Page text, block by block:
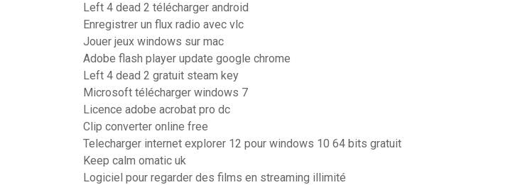
Left 4 dead 2 télécharger android
Enregistrer un flux radio avec vlc
Jouer jeux windows sur mac
Adobe flash player update google chrome
Left 4 dead 2 gratuit steam key
Microsoft télécharger windows 7
Licence adobe acrobat pro dc
Clip converter online free
Telecharger internet explorer 12 pour windows 10 64 bits gratuit
Keep calm omatic uk
Logiciel pour regarder des films en streaming illimité